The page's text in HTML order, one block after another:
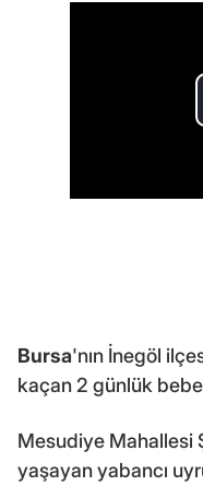
Bursa'nın İnegöl
kaçan 2 günlük
Mesudiye Mahallesi
yaşayan yabancı